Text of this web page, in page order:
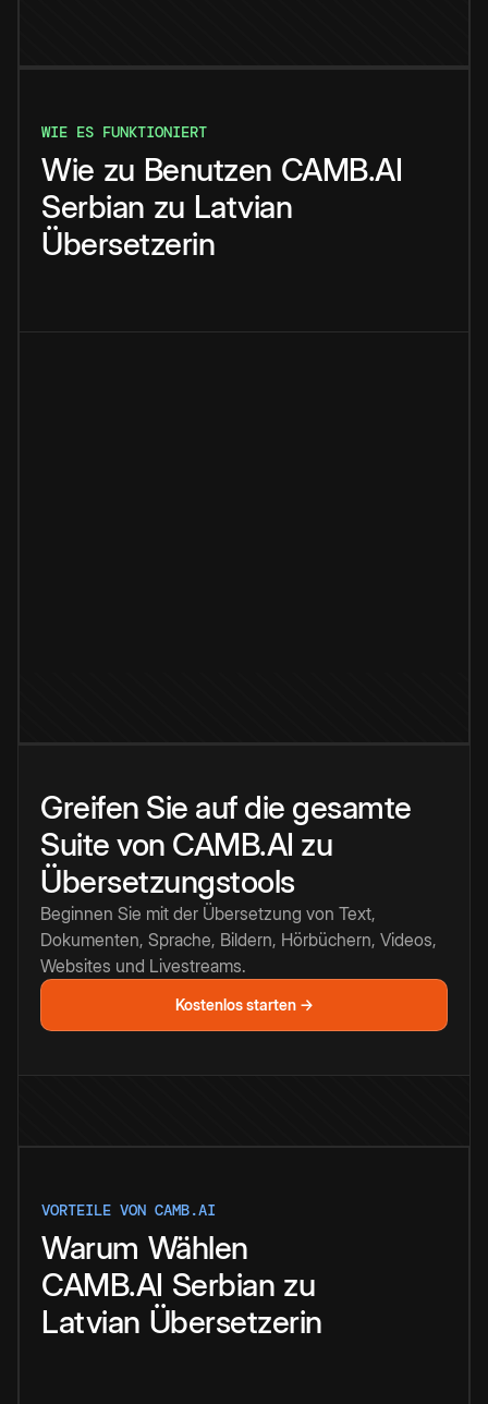
WIE ES FUNKTIONIERT
Wie zu Benutzen CAMB.AI
Serbian zu Latvian
Übersetzerin
Greifen Sie auf die gesamte
Suite von CAMB.AI zu
Übersetzungstools
Beginnen Sie mit der Übersetzung von Text,
Dokumenten, Sprache, Bildern, Hörbüchern, Videos,
Websites und Livestreams.
Kostenlos starten →
VORTEILE VON CAMB.AI
Warum Wählen
CAMB.AI Serbian zu
Latvian Übersetzerin